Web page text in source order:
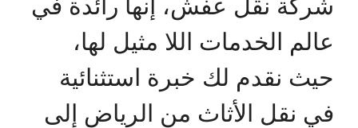
عالم الخدمات اللا مثيل لها،
حيث نقدم لك خبرة استثنائية
في نقل الأثاث من الرياض إلى